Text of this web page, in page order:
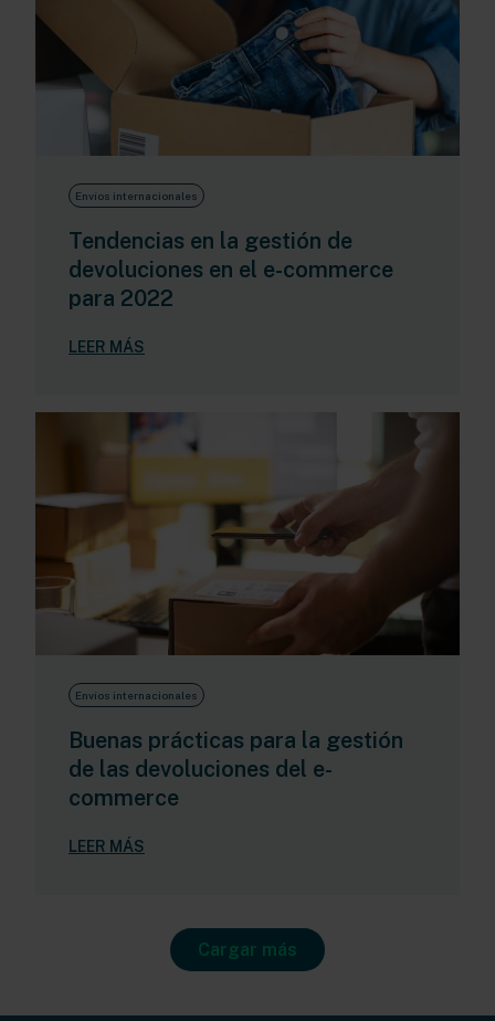
Envíos internacionales
Tendencias en la gestión de
devoluciones en el e-commerce
para 2022
LEER MÁS
Envíos internacionales
Buenas prácticas para la gestión
de las devoluciones del e-
commerce
LEER MÁS
Cargar más